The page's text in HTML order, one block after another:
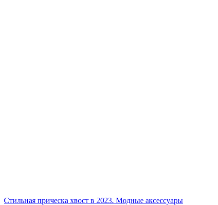
Стильная прическа хвост в 2023. Модные аксессуары